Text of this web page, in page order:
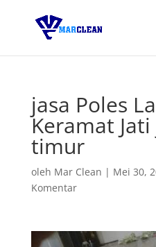
jasa Poles
Keramat
timur
oleh Mar Clean | Mei 30,
Komentar